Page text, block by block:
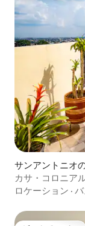
サンアントニオ
カサ・コロニア
ロケーション ·